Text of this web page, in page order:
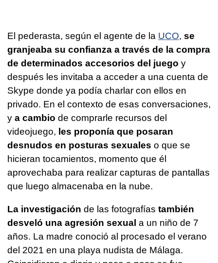
El pederasta, según el agente de la UCO, se
granjeaba su confianza a través de la compra
de determinados accesorios del juego y
después les invitaba a acceder a una cuenta de
Skype donde ya podía charlar con ellos en
privado. En el contexto de esas conversaciones,
y a cambio de comprarle recursos del
videojuego, les proponía que posaran
desnudos en posturas sexuales o que se
hicieran tocamientos, momento que él
aprovechaba para realizar capturas de pantallas
que luego almacenaba en la nube.
La investigación de las fotografías también
desveló una agresión sexual a un niño de 7
años. La madre conoció al procesado el verano
del 2021 en una playa nudista de Málaga.